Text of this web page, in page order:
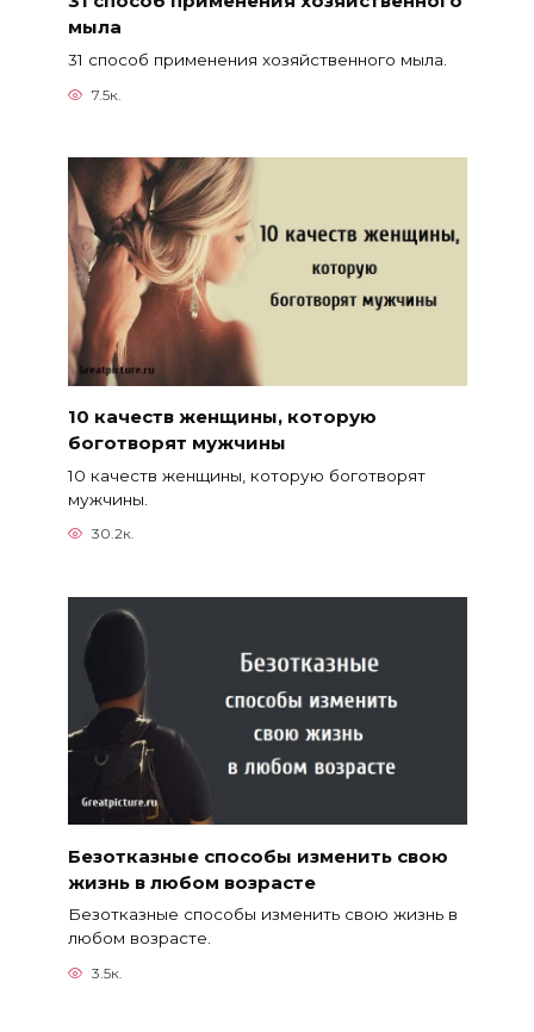
мыла
31 способ применения хозяйственного мыла.
7.5к.
10 качеств женщины, которую
боготворят мужчины
10 качеств женщины, которую боготворят
мужчины.
30.2к.
Безотказные способы изменить свою
жизнь в любом возрасте
Безотказные способы изменить свою жизнь в
любом возрасте.
3.5к.